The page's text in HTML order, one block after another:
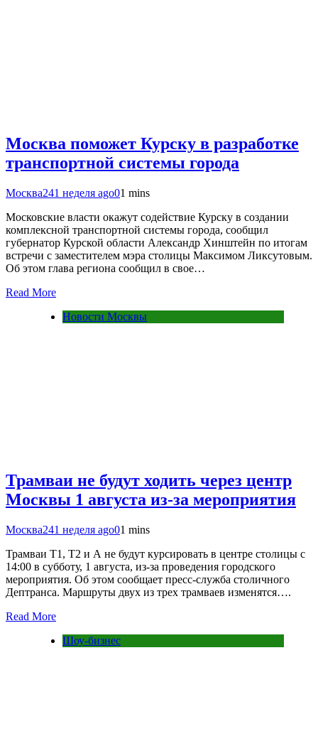
Москва поможет Курску в разработке
транспортной системы города
Москва241 неделя ago01 mins
Московские власти окажут содействие Курску в создании
комплексной транспортной системы города, сообщил
губернатор Курской области Александр Хинштейн по итогам
встречи с заместителем мэра столицы Максимом Ликсутовым.
Об этом глава региона сообщил в свое…
Read More
Новости Москвы
Трамваи не будут ходить через центр
Москвы 1 августа из-за мероприятия
Москва241 неделя ago01 mins
Трамваи Т1, Т2 и А не будут курсировать в центре столицы с
14:00 в субботу, 1 августа, из‑за проведения городского
мероприятия. Об этом сообщает пресс-служба столичного
Дептранса. Маршруты двух из трех трамваев изменятся….
Read More
Шоу-бизнес